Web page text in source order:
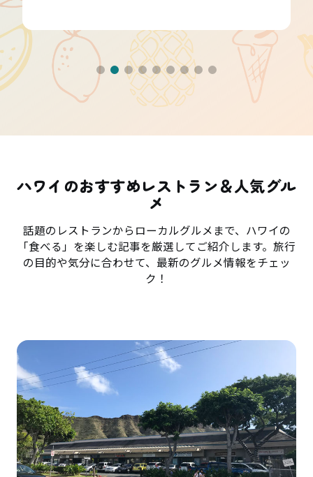
ハワイのおすすめレストラン＆人気グル
メ
話題のレストランからローカルグルメまで、ハワイの
「食べる」を楽しむ記事を厳選してご紹介します。旅行
の目的や気分に合わせて、最新のグルメ情報をチェッ
ク！